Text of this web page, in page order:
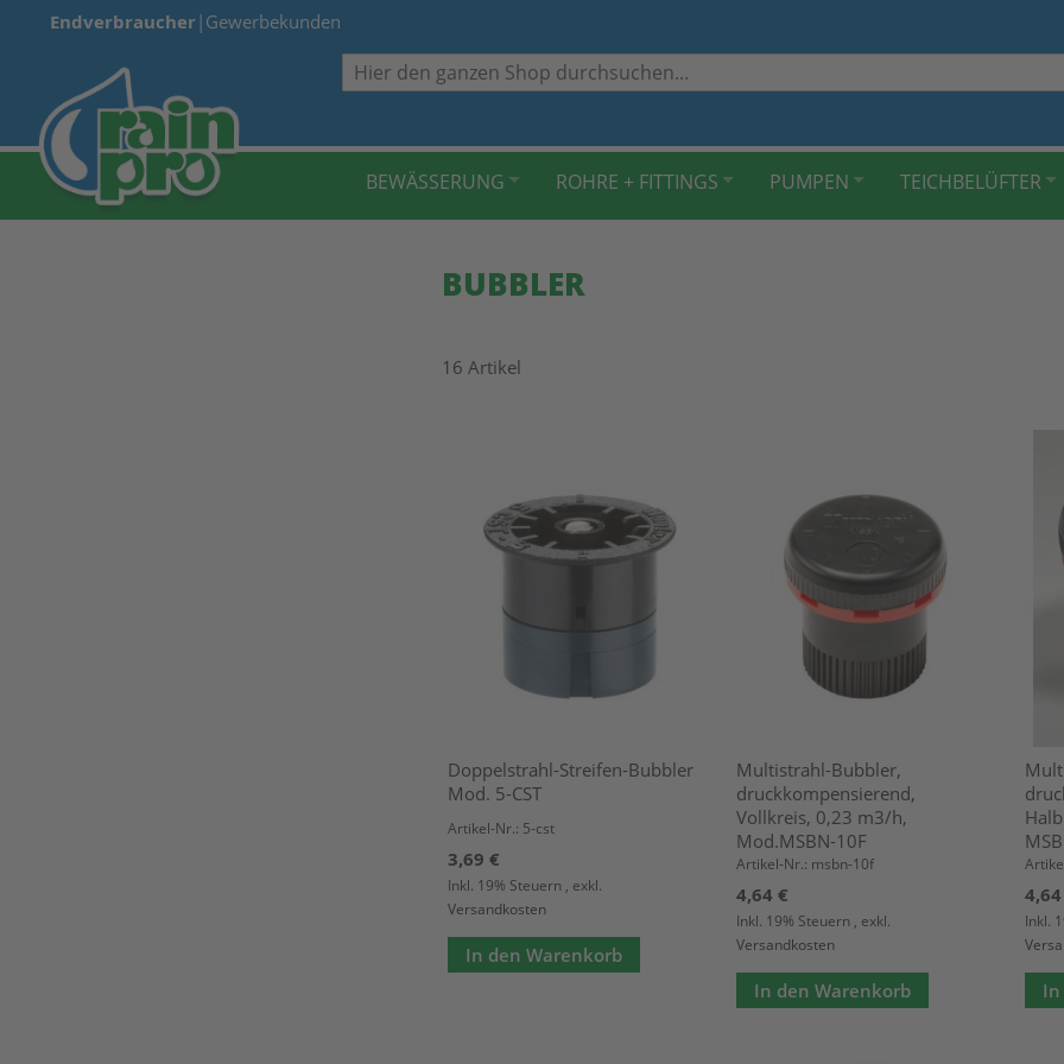
Endverbraucher| Gewerbekunden
Suche
BEWÄSSERUNG ROHRE + FITTINGS PUMPEN TEICHBELÜFTER
BUBBLER
16 Artikel
Doppelstrahl-Streifen-Bubbler
Mod. 5-CST
Artikel-Nr.: 5-cst
3,69 €
Inkl. 19% Steuern , exkl.
Versandkosten
In den Warenkorb
Multistrahl-Bubbler,
druckkompensierend,
Vollkreis, 0,23 m3/h,
Mod.MSBN-10F
Artikel-Nr.: msbn-10f
4,64 €
Inkl. 19% Steuern , exkl.
Versandkosten
In den Warenkorb
Inkl.